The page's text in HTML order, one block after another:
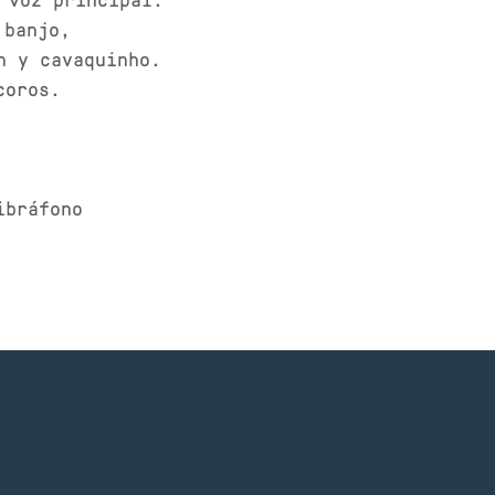
banjo,
y cavaquinho.